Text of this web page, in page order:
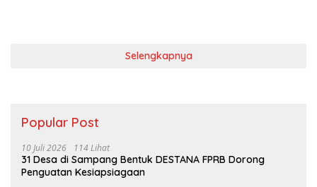
Selengkapnya
Popular Post
10 Juli 2026 114 Lihat
31 Desa di Sampang Bentuk DESTANA FPRB Dorong
Penguatan Kesiapsiagaan